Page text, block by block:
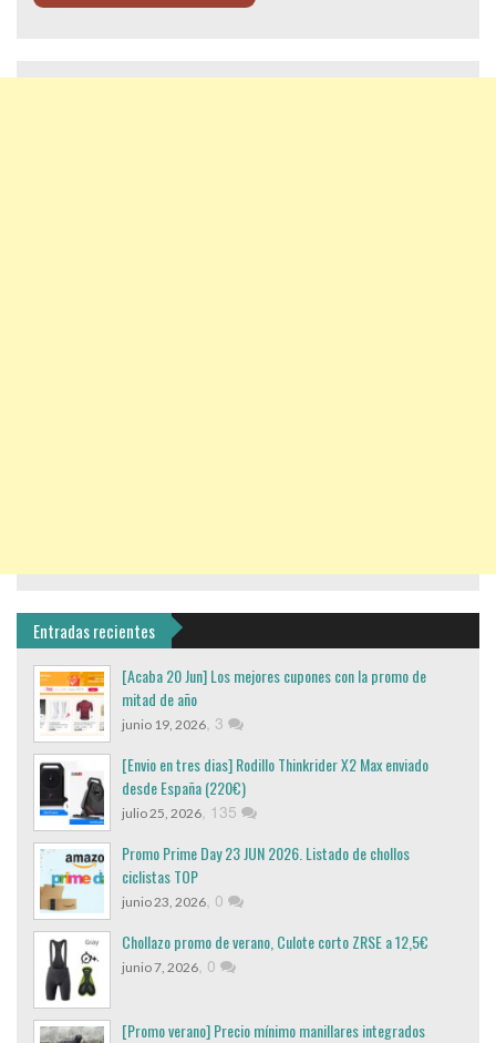
Entradas recientes
[Acaba 20 Jun] Los mejores cupones con la promo de
mitad de año
junio 19, 2026, 3
[Envio en tres dias] Rodillo Thinkrider X2 Max enviado
desde España (220€)
julio 25, 2026, 135
Promo Prime Day 23 JUN 2026. Listado de chollos
ciclistas TOP
junio 23, 2026, 0
Chollazo promo de verano, Culote corto ZRSE a 12,5€
junio 7, 2026, 0
[Promo verano] Precio mínimo manillares integrados